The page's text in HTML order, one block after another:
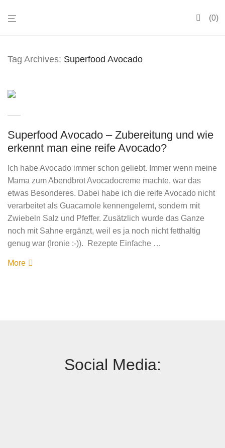
0
Tag Archives: Superfood Avocado
Superfood Avocado – Zubereitung und wie
erkennt man eine reife Avocado?
Ich habe Avocado immer schon geliebt. Immer wenn meine
Mama zum Abendbrot Avocadocreme machte, war das
etwas Besonderes. Dabei habe ich die reife Avocado nicht
verarbeitet als Guacamole kennengelernt, sondern mit
Zwiebeln Salz und Pfeffer. Zusätzlich wurde das Ganze
noch mit Sahne ergänzt, weil es ja noch nicht fetthaltig
genug war (Ironie :-)). Rezepte Einfache …
More
Social Media: